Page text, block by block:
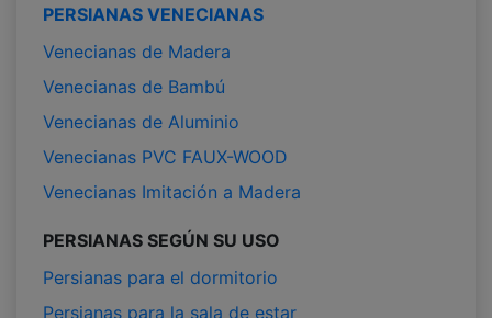
PERSIANAS VENECIANAS
Venecianas de Madera
Venecianas de Bambú
Venecianas de Aluminio
Venecianas PVC FAUX-WOOD
Venecianas Imitación a Madera
PERSIANAS SEGÚN SU USO
Persianas para el dormitorio
Persianas para la sala de estar